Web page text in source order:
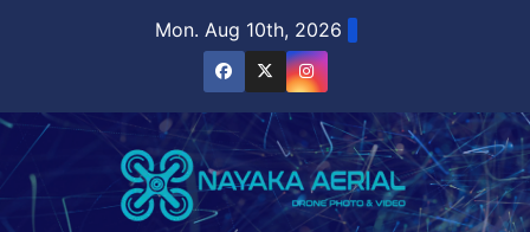
Mon. Aug 10th, 2026